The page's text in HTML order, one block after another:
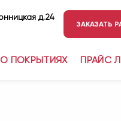
д.24
ЗАКАЗАТЬ
О ПОКРЫТИЯХ ПРАЙС